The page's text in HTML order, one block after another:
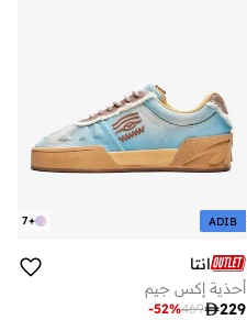
+
7 ADIB
انتا
أحذية إكس جيم
229
469
-52%
أفضل سعر لهذا العام